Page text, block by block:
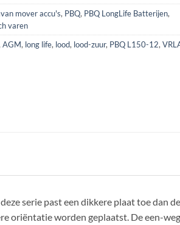
mover accu's, PBQ, PBQ LongLife Batterijen,
varen
AGM, long life, lood, lood-zuur, PBQ L150-12,
serie past een dikkere plaat toe dan
oriëntatie worden geplaatst. De een-